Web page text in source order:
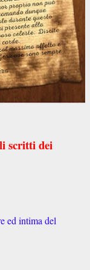
scritti dei
ed intima del